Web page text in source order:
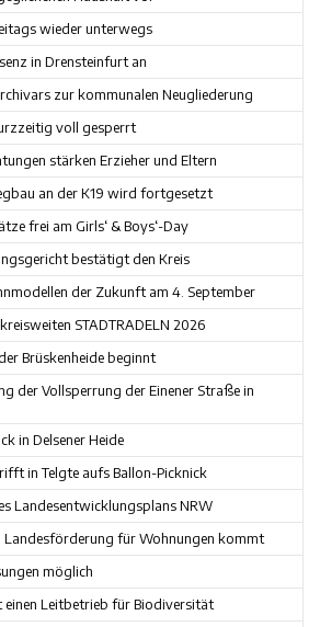
wieder unterwegs
in Drensteinfurt an
zur kommunalen Neugliederung
voll gesperrt
stärken Erzieher und Eltern
an der K19 wird fortgesetzt
frei am Girls‘ & Boys‘-Day
bestätigt den Kreis
der Zukunft am 4. September
STADTRADELN 2026
Brüskenheide beginnt
der Vollsperrung der Einener Straße in
in Delsener Heide
in Telgte aufs Ballon-Picknick
Landesentwicklungsplans NRW
Landesförderung für Wohnungen kommt
möglich
einen Leitbetrieb für Biodiversität